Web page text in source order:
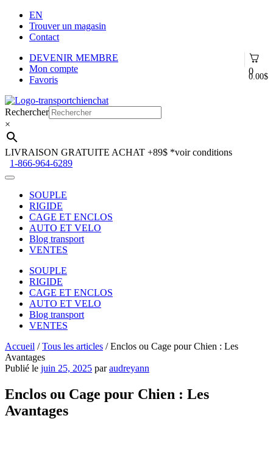
EN
Trouver un magasin
Contact
0
0.00$
DEVENIR MEMBRE
Mon compte
Favoris
Aller
à
la
navigation
Aller
au
contenu
Rechercher
×
LIVRAISON GRATUITE ACHAT +89$ *voir conditions
1-866-964-6289
SOUPLE
RIGIDE
CAGE ET ENCLOS
AUTO ET VELO
Blog transport
VENTES
SOUPLE
RIGIDE
CAGE ET ENCLOS
AUTO ET VELO
Blog transport
VENTES
Accueil /Tous les articles /Enclos ou Cage pour Chien : Les
Avantages
Publié le juin 25, 2025 paraudreyann
Enclos ou Cage pour Chien : Les
Avantages